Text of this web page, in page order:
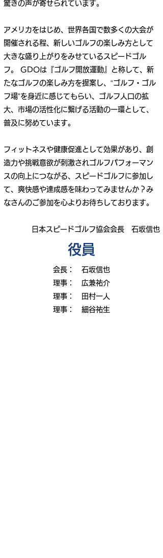
驚きの声が寄せられています。
アメリカをはじめ、世界各国で数多くの大会が
開催される程、新しいゴルフの楽しみ方として
大きな盛り上がりをみせているスピードゴル
フ。 GDOは『ゴルフ開放運動』と称して、新
たなゴルフの楽しみ方を提案し、“ゴルフ・ゴル
フ場”を身近に感じてもらい、ゴルフ人口の拡
大、市場の活性化に繋げる活動の一環として、
普及に努めています。
フィットネスや健康促進として効果があり、創
造力や挑戦意欲が刺激されゴルフパフォーマン
スの向上につながる、スピードゴルフに参加し
て、爽快感や達成感を味わってみませんか？み
なさんのご参加を心よりお待ちしております。
日本スピードゴルフ協会会長 石坂信也
​役員
会長： 石坂信也
理事： 広兼祐介
​理事： 田村一人
理事： 細谷祐生